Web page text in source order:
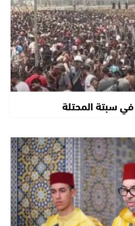
سبتة المحتلة